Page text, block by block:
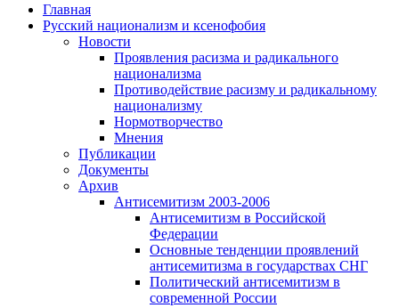
Главная
Русский национализм и ксенофобия
Новости
Проявления расизма и радикального
национализма
Противодействие расизму и радикальному
национализму
Нормотворчество
Мнения
Публикации
Документы
Архив
Антисемитизм 2003-2006
Антисемитизм в Российской
Федерации
Основные тенденции проявлений
антисемитизма в государствах СНГ
Политический антисемитизм в
современной России